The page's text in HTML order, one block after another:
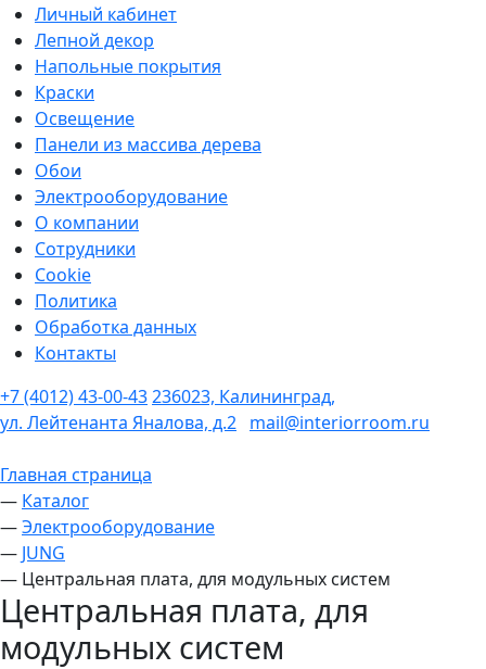
Личный кабинет
Лепной декор
Напольные покрытия
Краски
Освещение
Панели из массива дерева
Обои
Электрооборудование
О компании
Сотрудники
Cookie
Политика
Обработка данных
Контакты
+7 (4012) 43-00-43236023, Калининград,
ул. Лейтенанта Яналова, д.2 mail@interiorroom.ru
Главная страница
— Каталог
—Электрооборудование
— JUNG
— Центральная плата, для модульных систем
Центральная плата, для
модульных систем